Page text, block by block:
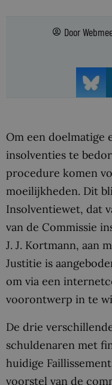
Door
Om een doelmatige
insolventies te
procedure komen
moeilijkheden. Dit
Insolventiewet, dat
van de Commissie
J. J. Kortmann, aan
Justitie is
om via een
voorontwerp in te
De drie
schuldenaren met
huidige
voorstel van de